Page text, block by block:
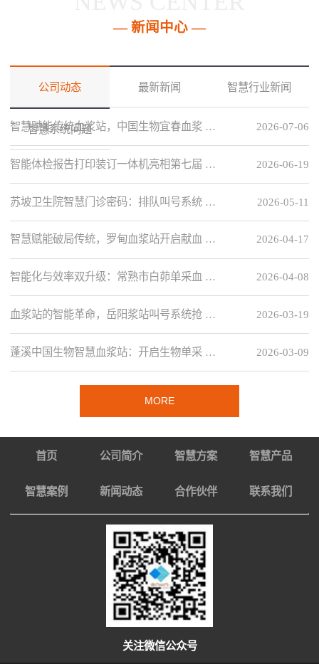
— 新闻中心 —
公司动态 最新新闻 智慧行业新闻
智慧系统问题 2026-07-06
智慧赋能传统血浆站，中国生物宜春血浆 …
2026-06-19
智能体检报告打印装订一体机亮相第七届 …
2026-05-11
苏坡卫生院智慧门诊密码：排队叫号系统 …
2026-04-17
智慧赋能破局传统，罗甸血浆站开启献血 …
2026-04-08
智能化与效率双升级：常熟市白茆单采血 …
2026-03-19
血浆站的智能革命，岳阳浆站叫号系统抢 …
2026-03-09
蓬溪中国生物智慧血浆站：开启生物单采 …
MORE
首页 公司简介 智慧方案 智慧产品
智慧案例 新闻动态 合作伙伴 联系我们
关注微信公众号